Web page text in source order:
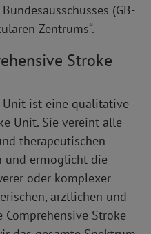
(GB-
Zentrums“.
Stroke
Unit ist eine qualitative
Unit. Sie vereint alle
therapeutischen
und ermöglicht die
oder komplexer
ärztlichen und
Comprehensive Stroke